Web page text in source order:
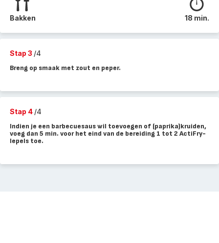
Bakken 18 min.
Stap 3 /4
Breng op smaak met zout en peper.
Stap 4 /4
Indien je een barbecuesaus wil toevoegen of (paprika)kruiden,
voeg dan 5 min. voor het eind van de bereiding 1 tot 2 ActiFry-
lepels toe.